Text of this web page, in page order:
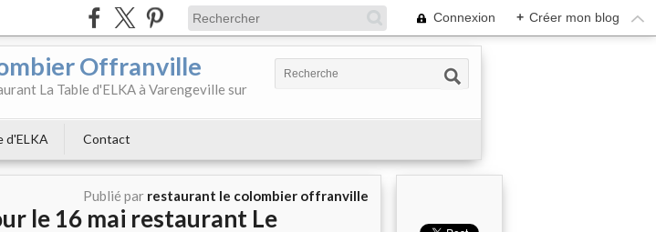
Connexion + Créer mon blog
Offranville
La Table d'ELKA à Varengeville sur
d'ELKA Contact
Publié par restaurant le colombier offranville
le 16 mai restaurant Le